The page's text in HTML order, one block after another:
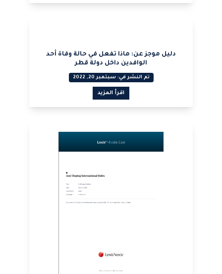
دليل موجز عن: ماذا تفعل في حالة وفاة أحد
الوافدين داخل دولة قطر
تم النشر في: سبتمبر 20, 2022
اقرأ المزيد